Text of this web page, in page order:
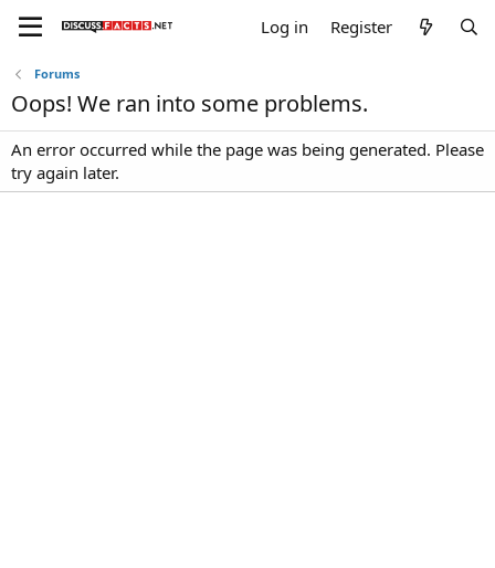
Log in Register
Forums
Oops! We ran into some problems.
An error occurred while the page was being generated. Please
try again later.